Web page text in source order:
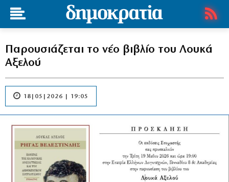
Παρουσιάζεται το νέο βιβλίο του Λουκά
Αξελού
18|05|2026 | 19:05